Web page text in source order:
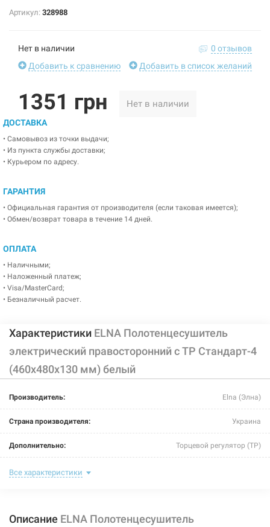
Артикул: 328988
Нет в наличии
0 отзывов
Добавить к сравнению
Добавить в список желаний
1351 грн Нет в наличии
ДОСТАВКА
• Самовывоз из точки выдачи;
• Из пункта службы доставки;
• Курьером по адресу.
ГАРАНТИЯ
• Официальная гарантия от производителя (если таковая имеется);
• Обмен/возврат товара в течение 14 дней.
ОПЛАТА
• Наличными;
• Наложенный платеж;
• Visa/MasterCard;
• Безналичный расчет.
Характеристики ELNA Полотенцесушитель
электрический правосторонний с ТР Стандарт-4
(460х480х130 мм) белый
Производитель: Elna (Элна)
Страна производителя: Украина
Дополнительно: Торцевой регулятор (ТР)
Цвет:
Глубина:
Все характеристики
Описание ELNA Полотенцесушитель